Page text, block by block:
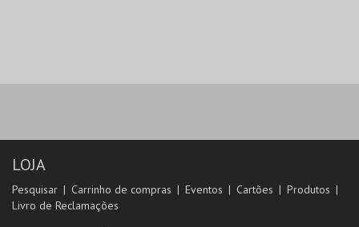
LOJA
Pesquisar Carrinho de compras Eventos Cartões
Produtos
Livro de Reclamações